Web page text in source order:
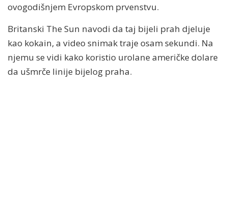
ovogodišnjem Evropskom prvenstvu.
Britanski The Sun navodi da taj bijeli prah djeluje
kao kokain, a video snimak traje osam sekundi. Na
njemu se vidi kako koristio urolane američke dolare
da ušmrče linije bijelog praha.